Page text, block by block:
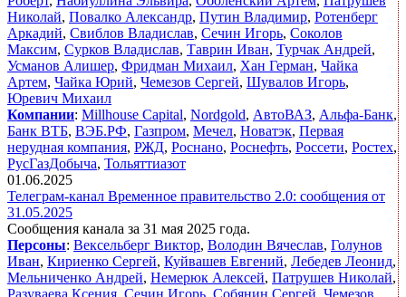
Николай, Повалко Александр, Путин Владимир, Ротенберг
Аркадий, Свиблов Владислав, Сечин Игорь, Соколов
Максим, Сурков Владислав, Таврин Иван, Турчак Андрей,
Усманов Алишер, Фридман Михаил, Хан Герман, Чайка
Артем, Чайка Юрий, Чемезов Сергей, Шувалов Игорь,
Юревич Михаил
Компании: Millhouse Capital, Nordgold, АвтоВАЗ, Альфа-Банк,
Банк ВТБ, ВЭБ.РФ, Газпром, Мечел, Новатэк, Первая
нерудная компания, РЖД, Роснано, Роснефть, Россети, Ростех,
РусГазДобыча, Тольяттиазот
01.06.2025
Телеграм-канал Временное правительство 2.0: сообщения от
31.05.2025
Сообщения канала за 31 мая 2025 года.
Персоны: Вексельберг Виктор, Володин Вячеслав, Голунов
Иван, Кириенко Сергей, Куйвашев Евгений, Лебедев Леонид,
Мельниченко Андрей, Немерюк Алексей, Патрушев Николай,
Разуваева Ксения, Сечин Игорь, Собянин Сергей, Чемезов